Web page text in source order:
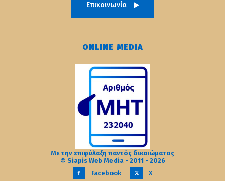
Επικοινωνία
ONLINE MEDIA
Με την επιφύλαξη παντός δικαιώματος
© Siapis Web Media - 2011 - 2026
Facebook
X